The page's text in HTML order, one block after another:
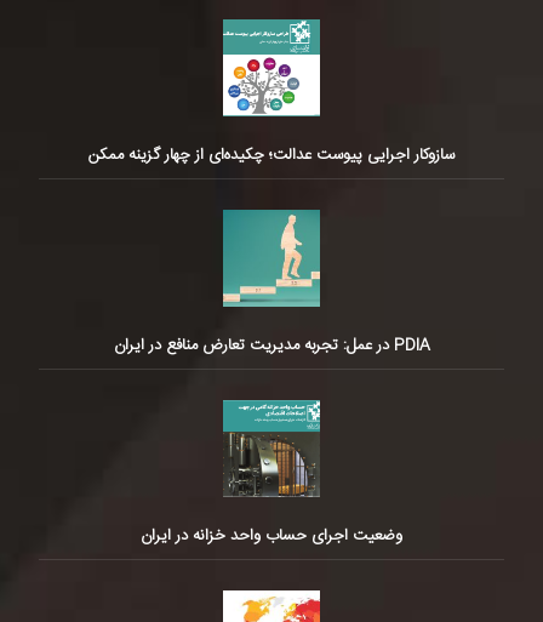
سازوکار اجرایی پیوست عدالت؛ چکیده‌ای از چهار گزینه ممکن
PDIA در عمل: تجربه مدیریت تعارض منافع در ایران
وضعیت اجرای حساب واحد خزانه در ایران